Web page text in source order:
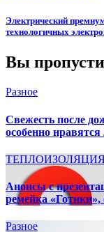
Электрический
технологичных
Вы
Разное
Свежесть после
особенно нравятся
ТЕПЛОИЗОЛЯЦИЯ
Анонсы с
ремейка
Разное